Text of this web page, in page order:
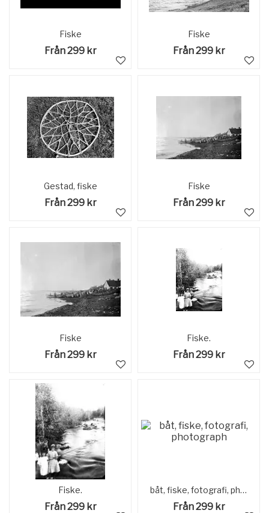
Fiske
Från 299 kr
Fiske
Från 299 kr
Gestad, fiske
Från 299 kr
Fiske
Från 299 kr
Fiske
Från 299 kr
Fiske.
Från 299 kr
Fiske.
Från 299 kr
båt, fiske, fotografi, photograph
Från 299 kr